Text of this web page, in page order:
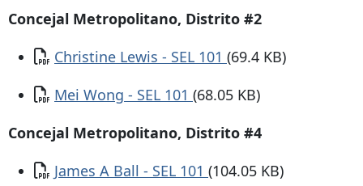
Concejal Metropolitano, Distrito #2
Documento
Christine Lewis - SEL 101 (69.4 KB)
Documento
Mei Wong - SEL 101 (68.05 KB)
Concejal Metropolitano, Distrito #4
Documento
James A Ball - SEL 101 (104.05 KB)